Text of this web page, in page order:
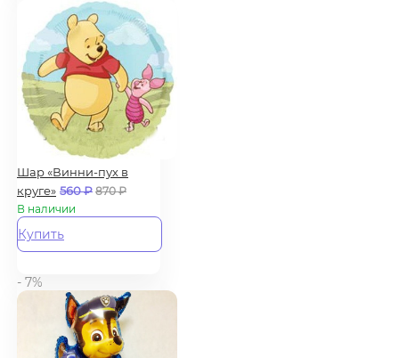
Шар «Винни-пух в
круге» 560₽ 870₽
В наличии
Купить
- 7%